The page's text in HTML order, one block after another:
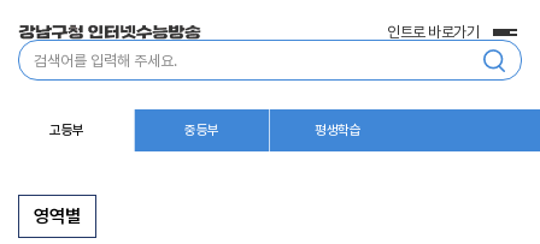
통
합
인트로 바로가기
전
체
메
고등부 중등부 평생학습
영역별